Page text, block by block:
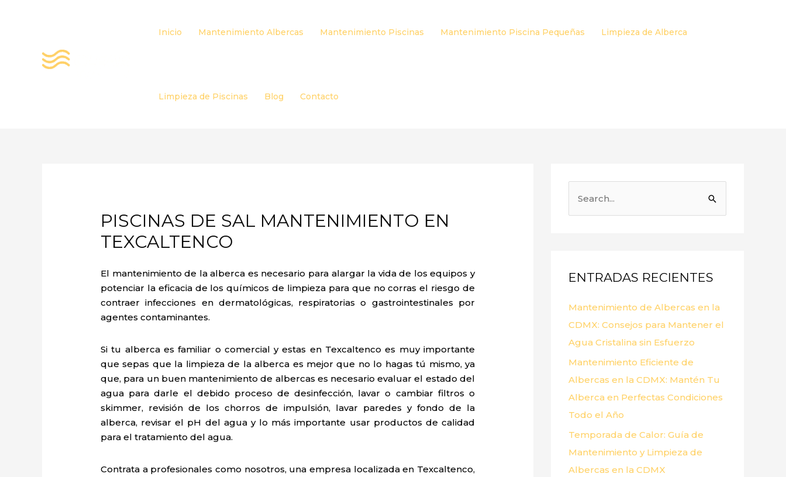
Inicio Mantenimiento Albercas Mantenimiento Piscinas Mantenimiento Piscina Pequeñas Limpieza de Alberca
Limpieza de Piscinas Blog Contacto
PISCINAS DE SAL MANTENIMIENTO EN
TEXCALTENCO
El mantenimiento de la alberca es necesario para alargar la vida de los equipos y
potenciar la eficacia de los químicos de limpieza para que no corras el riesgo de
contraer infecciones en dermatológicas, respiratorias o gastrointestinales por
agentes contaminantes.
Si tu alberca es familiar o comercial y estas en Texcaltenco es muy importante
que sepas que la limpieza de la alberca es mejor que no lo hagas tú mismo, ya
que, para un buen mantenimiento de albercas es necesario evaluar el estado del
agua para darle el debido proceso de desinfección, lavar o cambiar filtros o
skimmer, revisión de los chorros de impulsión, lavar paredes y fondo de la
alberca, revisar el pH del agua y lo más importante usar productos de calidad
para el tratamiento del agua.
Contrata a profesionales como nosotros, una empresa localizada en Texcaltenco,
r
o
r
:
ENTRADAS RECIENTES
Mantenimiento de Albercas en la
CDMX: Consejos para Mantener el
Agua Cristalina sin Esfuerzo
Mantenimiento Eficiente de
Albercas en la CDMX: Mantén Tu
Alberca en Perfectas Condiciones
Todo el Año
Temporada de Calor: Guía de
Mantenimiento y Limpieza de
Albercas en la CDMX